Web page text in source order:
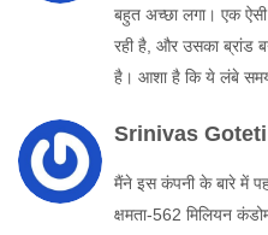
बहुत अच्छा लगा। एक
रही है, और उसका ब्रांड
है। आशा है कि ये लंबे
Srinivas Goteti
मैंने इस कंपनी के बारे में
क्षमता-562 मिलियन